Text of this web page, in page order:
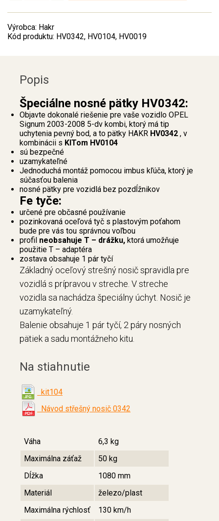
Výrobca: Hakr
Kód produktu: HV0342, HV0104, HV0019
Popis
Špeciálne nosné pätky HV0342:
Objavte dokonalé riešenie pre vaše vozidlo OPEL
Signum 2003-2008 5-dv kombi, ktorý má tip
uchytenia pevný bod, a to pätky HAKR HV0342 , v
kombinácii s KITom HV0104
sú bezpečné
uzamykateľné
Jednoduchá montáž pomocou imbus kľúča, ktorý je
súčasťou balenia
nosné pätky pre vozidlá bez pozdĺžnikov
Fe tyče:
určené pre občasné používanie
pozinkovaná oceľová tyč s plastovým poťahom
bude pre vás tou správnou voľbou
profil neobsahuje T – drážku, ktorá umožňuje
použitie T – adaptéra
zostava obsahuje 1 pár tyčí
Základný oceľový strešný nosič spravidla pre
vozidlá s prípravou v streche. V streche
vozidla sa nachádza špeciálny úchyt. Nosič je
uzamykateľný.
Balenie obsahuje 1 pár tyčí, 2 páry nosných
pätiek a sadu montážneho kitu.
Na stiahnutie
kit104
Návod střešný nosič 0342
Váha
6,3 kg
Maximálna záťaž
50 kg
Dĺžka
1080 mm
Materiál
železo/plast
Maximálna rýchlosť
130 km/h